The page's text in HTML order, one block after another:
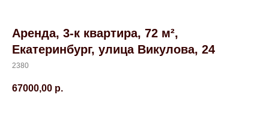
Аренда, 3-к квартира, 72 м²,
Екатеринбург, улица Викулова, 24
2380
67000,00 р.